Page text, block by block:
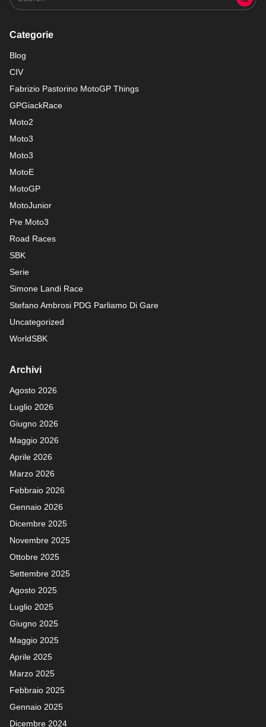
Categorie
Blog
CIV
Fabrizio Pastorino MotoGP Things
GPGiackRace
Moto2
Moto3
Moto3
MotoE
MotoGP
MotoJunior
Pre Moto3
Road Races
SBK
Serie
Simone Landi Race
Stefano Ambrosi PDG Parliamo Di Gare
Uncategorized
WorldSBK
Archivi
Agosto 2026
Luglio 2026
Giugno 2026
Maggio 2026
Aprile 2026
Marzo 2026
Febbraio 2026
Gennaio 2026
Dicembre 2025
Novembre 2025
Ottobre 2025
Settembre 2025
Agosto 2025
Luglio 2025
Giugno 2025
Maggio 2025
Aprile 2025
Marzo 2025
Febbraio 2025
Gennaio 2025
Dicembre 2024